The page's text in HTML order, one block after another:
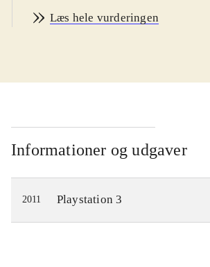
er tale om blød tegneseriegrafik,
referencerne til sex er berettiget,
teenager.
Hyperdimension Neptunia er mest
alt et narrativt eventyr krydret med
små quests, hvor man skal besejre
fjender, finde skatte mv. Alt
med et utal af små turbaserede
Læs hele vurderingen
Informationer og udgaver
2011 Playstation 3